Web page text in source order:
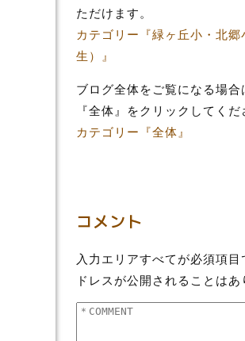
ただけます。
カテゴリー『緑ヶ丘小・北郷
生）』
ブログ全体をご覧になる場
『全体』をクリックしてくだ
カテゴリー『全体』
コメント
入力エリアすべてが必須項
ドレスが公開されることはあ